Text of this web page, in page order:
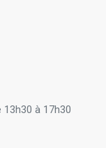
13h30 à 17h30